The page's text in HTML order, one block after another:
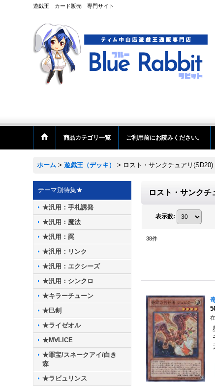
遊戯王 カード販売 専門サイト
商品カテゴリ一覧 ご利用前にお読みください。
ホーム > 遊戯王（デッキ） > ロスト・サンクチュアリ(SD20)
テーマ別特集★
★汎用：手札誘発
★汎用：魔法
★汎用：罠
★汎用：リンク
★汎用：エクシーズ
★汎用：シンクロ
★キラーチューン
★巳剣
★ライゼオル
★M∀LICE
★罪宝/スネークアイ/白き
森
★ラビュリンス
ロスト・サンクチ
表示数:
38件